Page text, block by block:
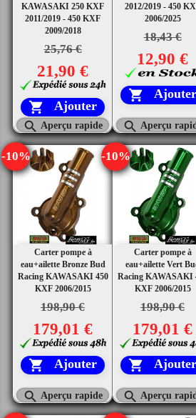
KAWASAKI 250 KXF
2011/2019 - 450 KXF
2009/2018
25,76 €
21,90 €
 Ajouter
 Aperçu rapide
2012/2019 - 450
2006/2025
18,43 €
12,90 €
 Ajouter
 Aperçu
Carter pompe à
eau+ailette Bronze Bud
Racing KAWASAKI 450
KXF 2006/2015
198,90 €
-10%
179,01 €
 Ajouter
 Aperçu rapide
Carter pompe à
eau+ailette Vert
Racing KAWASAKI
KXF 2006/2015
198,90 €
-10%
179,01 €
 Ajouter
 Aperçu